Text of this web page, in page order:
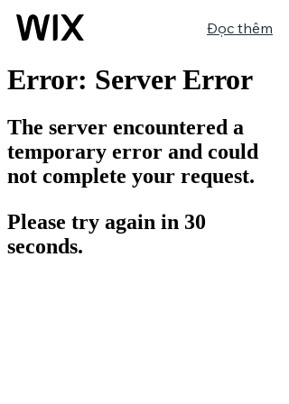
Đọc thêm